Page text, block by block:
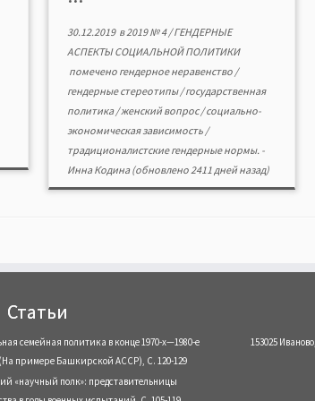
30.12.2019в2019 № 4/ГЕНДЕРНЫЕ
АСПЕКТЫ СОЦИАЛЬНОЙ ПОЛИТИКИ
помечено гендерное неравенство /
гендерные стереотипы/государственная
политика/женский вопрос/социально-
экономическая зависимость /
традиционалистские гендерные нормы. -
Инна Кодина(обновлено 2411 дней назад)
Статьи
семейная политика в конце 1970-х—1980-е
примере Башкирской АССР), С. 120-129
«научный полк»: представительницы
153025